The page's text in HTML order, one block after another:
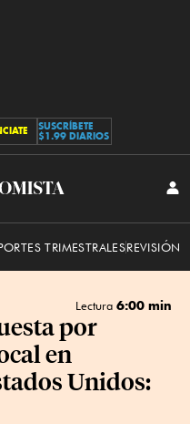
SUSCRÍBETE
$1.99 DIARIOS
TRIMESTRALESREVISIÓN
Lectura 6:00 min
por
en
Unidos: